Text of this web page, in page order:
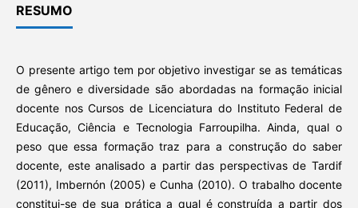
RESUMO
O presente artigo tem por objetivo investigar se as temáticas
de gênero e diversidade são abordadas na formação inicial
docente nos Cursos de Licenciatura do Instituto Federal de
Educação, Ciência e Tecnologia Farroupilha. Ainda, qual o
peso que essa formação traz para a construção do saber
docente, este analisado a partir das perspectivas de Tardif
(2011), Imbernón (2005) e Cunha (2010). O trabalho docente
constitui-se de sua prática a qual é construída a partir dos